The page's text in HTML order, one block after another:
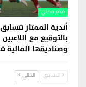
قدم محلي
أندية الممتاز تتسابق
بالتوقيع مع اللاعبين
وصناديقها المالية
السابق التالي